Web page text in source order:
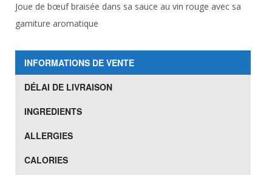
Joue de bœuf braisée dans sa sauce au vin rouge avec sa
garniture aromatique
INFORMATIONS DE VENTE
DÉLAI DE LIVRAISON
INGREDIENTS
ALLERGIES
CALORIES